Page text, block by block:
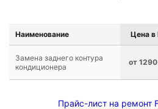
Наименование Цена в
Замена заднего контура
кондиционера
от
Прайс-лист на ремонт